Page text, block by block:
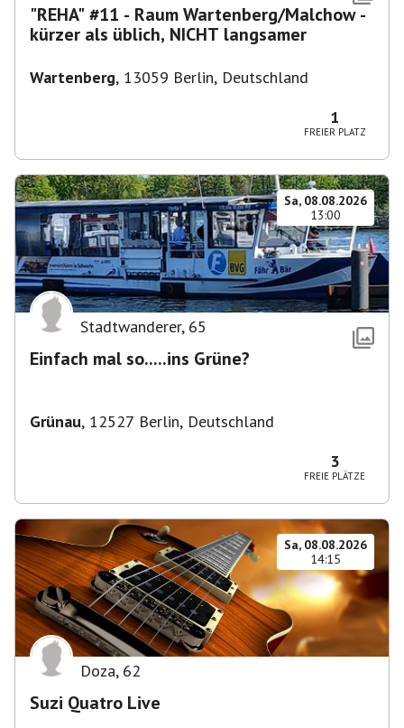
"REHA" #11 - Raum Wartenberg/Malchow -
kürzer als üblich, NICHT langsamer
Wartenberg, 13059 Berlin, Deutschland
1
FREIER PLATZ
Sa, 08.08.2026
13:00
Stadtwanderer, 65
Einfach mal so.....ins Grüne?
Grünau, 12527 Berlin, Deutschland
3
FREIE PLÄTZE
Sa, 08.08.2026
14:15
Doza, 62
Suzi Quatro Live